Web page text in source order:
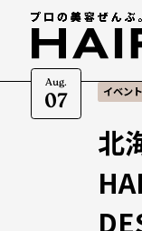
Aug.
07 イベント
北